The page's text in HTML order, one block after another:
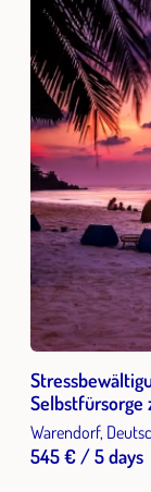
Selbstfürsorge
Vinnenberg
Warendorf,
545 € / 5 days